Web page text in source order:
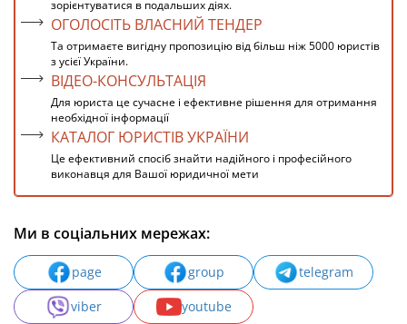
зорієнтуватися в подальших діях.
ОГОЛОСІТЬ ВЛАСНИЙ ТЕНДЕР
Та отримаєте вигідну пропозицію від більш ніж 5000 юристів
з усієї України.
ВІДЕО-КОНСУЛЬТАЦІЯ
Для юриста це сучасне і ефективне рішення для отримання
необхідної інформації
КАТАЛОГ ЮРИСТІВ УКРАЇНИ
Це ефективний спосіб знайти надійного і професійного
виконавця для Вашої юридичної мети
Ми в соціальних мережах:
page group
telegram
viber
youtube